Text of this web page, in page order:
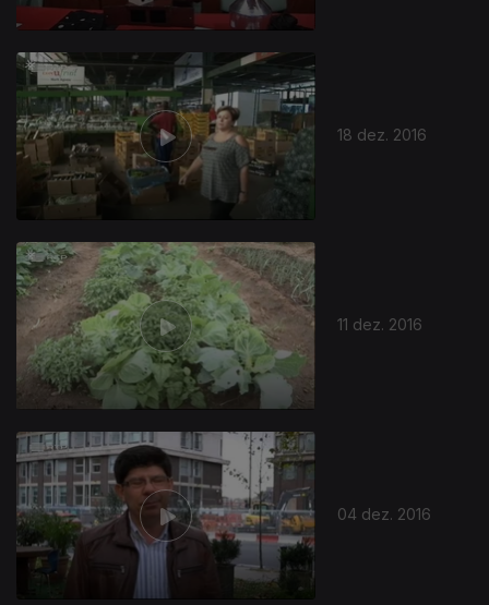
18 dez. 2016
11 dez. 2016
04 dez. 2016